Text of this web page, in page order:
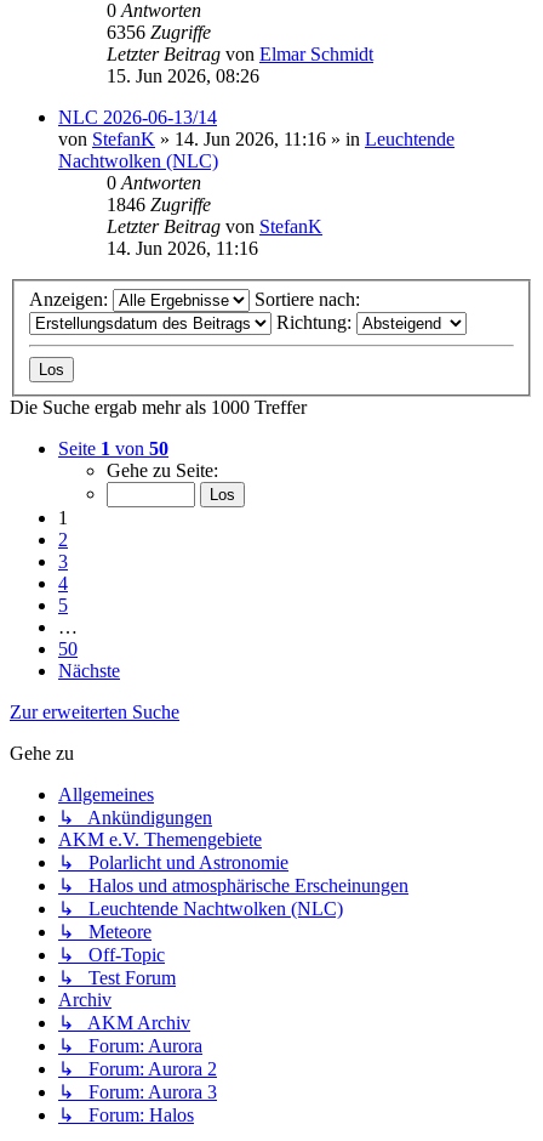
0 Antworten
6356 Zugriffe
Letzter Beitrag von Elmar Schmidt
15. Jun 2026, 08:26
NLC 2026-06-13/14
von StefanK » 14. Jun 2026, 11:16 » in Leuchtende
Nachtwolken (NLC)
0 Antworten
1846 Zugriffe
Letzter Beitrag von StefanK
14. Jun 2026, 11:16
Anzeigen:
Sortiere nach:
Richtung:
Die Suche ergab mehr als 1000 Treffer
Seite 1 von 50
Gehe zu Seite:
1
2
3
4
5
…
50
Nächste
Zur erweiterten Suche
Gehe zu
Allgemeines
↳ Ankündigungen
AKM e.V. Themengebiete
↳ Polarlicht und Astronomie
↳ Halos und atmosphärische Erscheinungen
↳ Leuchtende Nachtwolken (NLC)
↳ Meteore
↳ Off-Topic
↳ Test Forum
Archiv
↳ AKM Archiv
↳ Forum: Aurora
↳ Forum: Aurora 2
↳ Forum: Aurora 3
↳ Forum: Halos